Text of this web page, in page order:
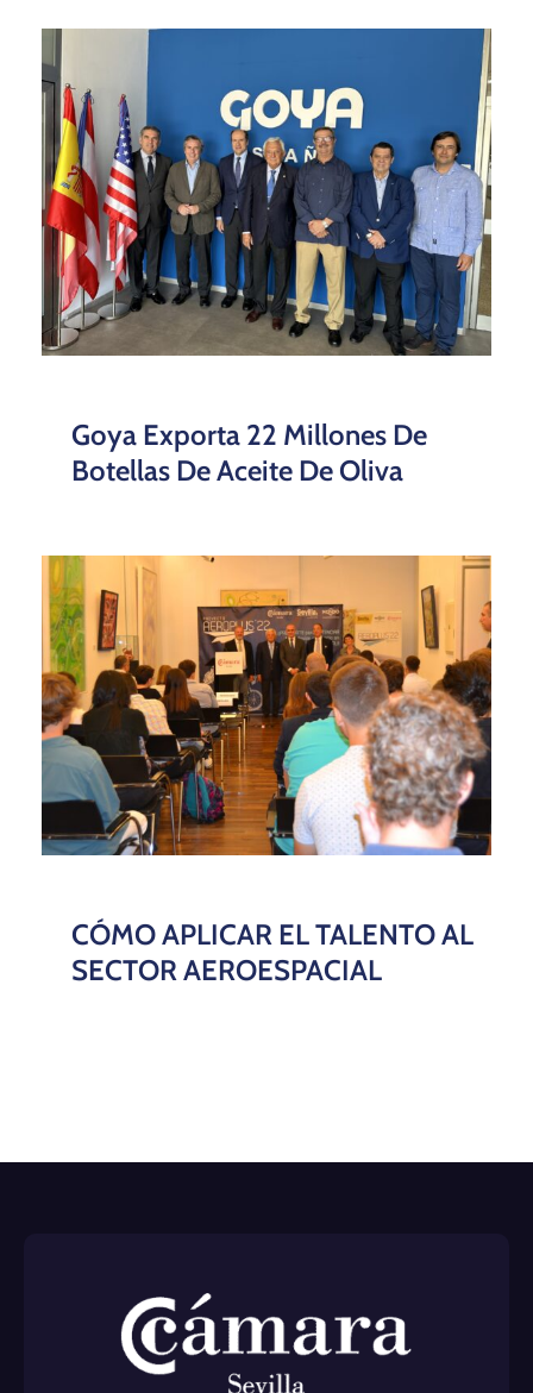
Goya Exporta 22 Millones De
Botellas De Aceite De Oliva
CÓMO APLICAR EL TALENTO AL
SECTOR AEROESPACIAL